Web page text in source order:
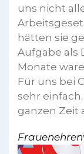
uns nicht
hätten sie
Aufgabe als
Monate
Für uns bei
sehr
ganzen Zeit